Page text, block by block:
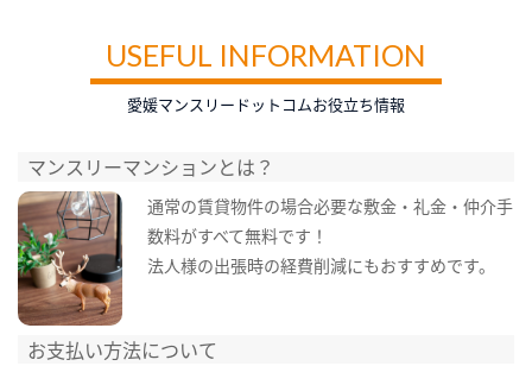
USEFUL INFORMATION
愛媛マンスリードットコムお役立ち情報
マンスリーマンションとは？
通常の賃貸物件の場合必要な敷金・礼金・仲介手
数料がすべて無料です！
法人様の出張時の経費削減にもおすすめです。
お支払い方法について